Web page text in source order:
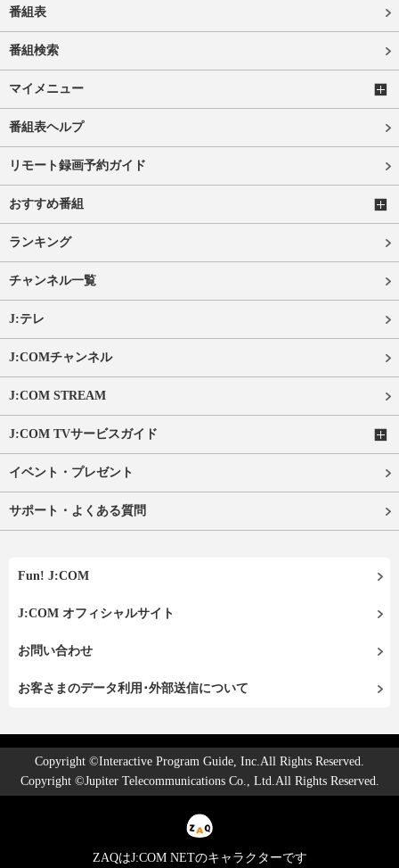
番組表
番組検索
マイメニュー
番組表ヘルプ
リモート録画予約ガイド
おすすめ番組
ランキング
チャンネル一覧
J:テレ
J:COMチャンネル
J:COM STREAM
J:COM TVサービスガイド
イベント・プレゼント
サポート・よくある質問
Fun! J:COM
J:COM オフィシャルサイト
お問い合わせ
お客さまのデータ利用･外部送信について
Copyright ©Interactive Program Guide, Inc.All Rights Reserved.
Copyright ©Jupiter Telecommunications Co., Ltd.All Rights Reserved.
ZAQはJ:COM NETのキャラクターです